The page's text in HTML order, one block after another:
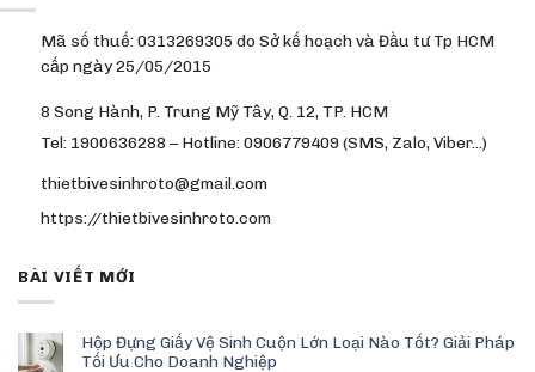
Mã số thuế: 0313269305 do Sở kế hoạch và Đầu tư Tp HCM
cấp ngày 25/05/2015
8 Song Hành, P. Trung Mỹ Tây, Q. 12, TP. HCM
Tel: 1900636288 – Hotline: 0906779409 (SMS, Zalo, Viber…)
thietbivesinhroto@gmail.com
https://thietbivesinhroto.com
BÀI VIẾT MỚI
Hộp Đựng Giấy Vệ Sinh Cuộn Lớn Loại Nào Tốt? Giải Pháp
Tối Ưu Cho Doanh Nghiệp